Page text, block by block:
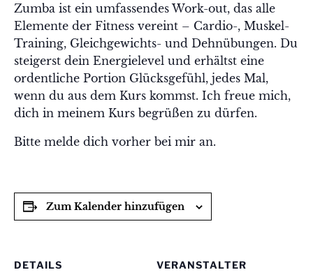
Zumba ist ein umfassendes Work-out, das alle
Elemente der Fitness vereint – Cardio-, Muskel-
Training, Gleichgewichts- und Dehnübungen. Du
steigerst dein Energielevel und erhältst eine
ordentliche Portion Glücksgefühl, jedes Mal,
wenn du aus dem Kurs kommst. Ich freue mich,
dich in meinem Kurs begrüßen zu dürfen.
Bitte melde dich vorher bei mir an.
Zum Kalender hinzufügen
DETAILS VERANSTALTER